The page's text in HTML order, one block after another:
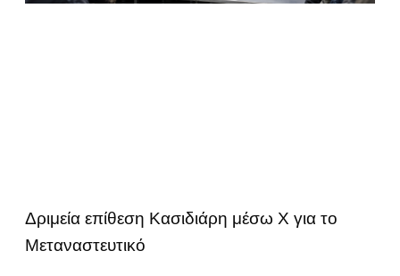
Δριμεία επίθεση Κασιδιάρη μέσω Χ για το
Μεταναστευτικό